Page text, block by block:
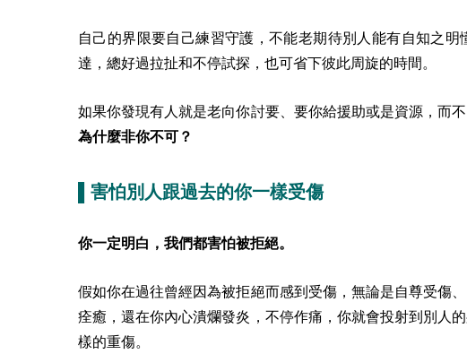
自己的界限要自己練習守護，不能老期待別人能有自知之
達，總好過拉扯和不停試探，也可省下彼此周旋的時間。
如果你發現有人就是老向你討要、要你給援助或是資源，而
為什麼非你不可？
▌害怕別人跟過去的你一樣受傷
你一定明白，我們都害怕被拒絕。
假如你在過往曾經因為被拒絕而感到受傷，無論是自尊受傷
痊癒，還在你內心潰爛發炎，不停作痛，你就會投射到別人
樣的重傷。